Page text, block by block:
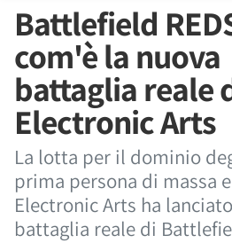
Battlefield
com'è la nuova
battaglia reale
Electronic Arts
La lotta per il dominio
prima persona di massa
Electronic Arts ha lanciato
battaglia reale di